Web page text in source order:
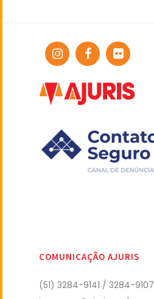
COMUNICAÇÃO AJURIS
(51) 3284-9141 / 3284-9107